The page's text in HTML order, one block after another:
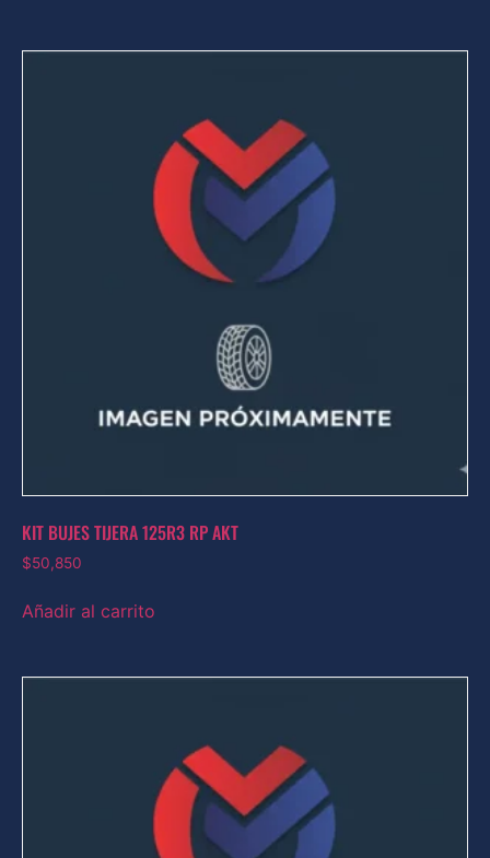
KIT BUJES TIJERA 125R3 RP AKT
$50,850
Añadir al carrito